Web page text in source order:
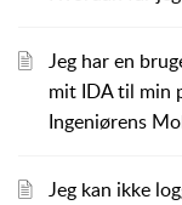
Jeg har en
mit IDA til min
Ingeniørens
Jeg kan ikke